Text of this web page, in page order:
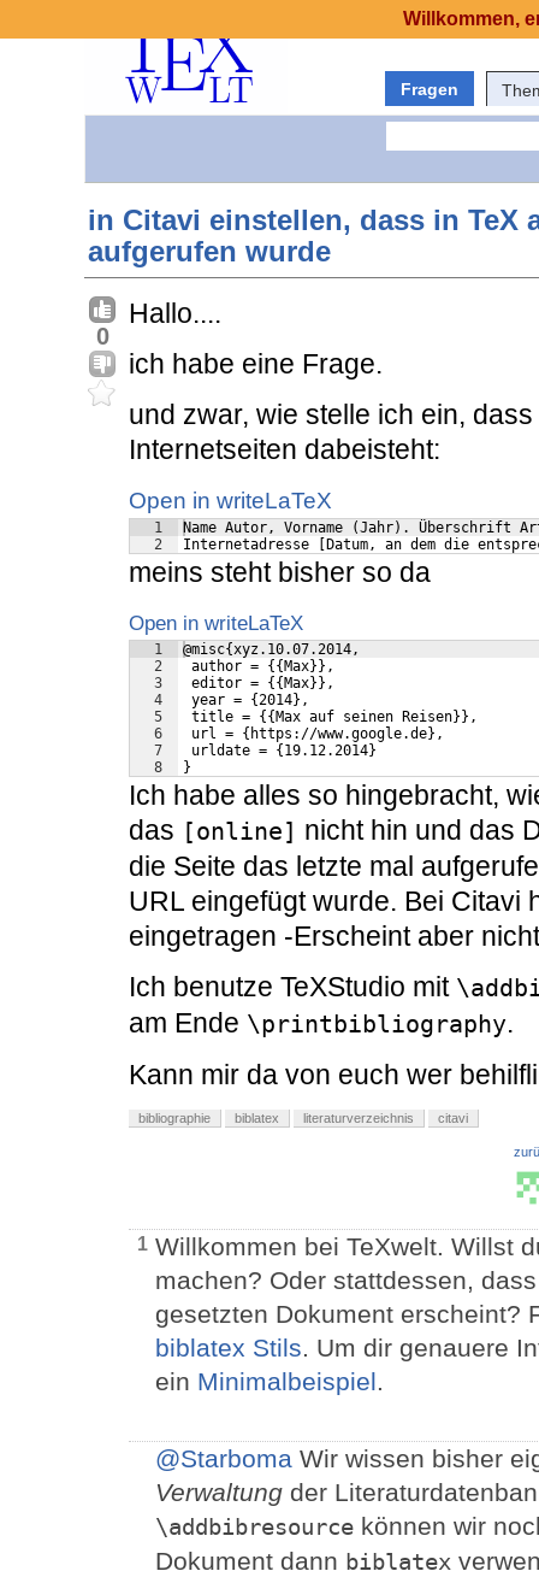
Fragen
in Citavi einstellen, dass in TeX
aufgerufen wurde
0
Hallo....
ich habe eine Frage.
und zwar, wie stelle ich ein,
Internetseiten dabeisteht:
Open in writeLaTeX
1
2
Name Autor, Vorname (Jahr).
Internetadresse [Datum, an dem die
meins steht bisher so da
Open in writeLaTeX
1
2
3
4
5
6
7
8
@misc{xyz.10.07.2014,
author = {{Max}},
editor = {{Max}},
year = {2014},
title = {{Max auf seinen Reisen}},
url = {https://www.google.de},
urldate = {19.12.2014}
}
Ich habe alles so hingebracht,
das [online] nicht hin und das
die Seite das letzte mal
URL eingefügt wurde. Bei Citavi
eingetragen -Erscheint aber
Ich benutze TeXStudio mit
am Ende \printbibliography.
Kann mir da von euch wer
bibliographie biblatex literaturverzeichnis citavi
1 Willkommen bei TeXwelt. Willst
machen? Oder stattdessen,
gesetzten Dokument erscheint?
biblatex Stils. Um dir genauere
ein Minimalbeispiel.
@Starboma Wir wissen bisher
Verwaltung der
\addbibresource können wir
Dokument dann biblatex
Willkommen,